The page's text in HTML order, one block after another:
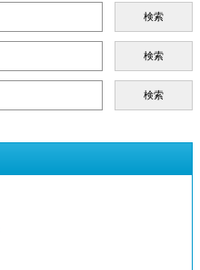
検索
検索
検索